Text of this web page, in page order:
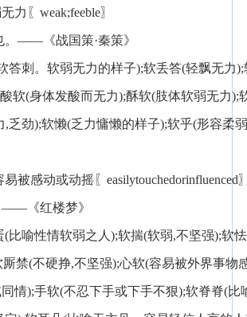
力〖weak;feeble〗
。——《战国策·秦策》
答刺。软弱无力的样子);软丢答(轻飘无力);
软(身体发酸而无力);酥软(肢体软弱无力);
,乏劲);软懒(乏力慵懒的样子);软乎(形容柔
被感动或动摇〖easilytouchedorinfluenced
《红楼梦》
(比喻性情软弱之人);软揣(软弱,不坚强);软
禁(不硬挣,不坚强);心软(容易被外界事物
情);手软(不忍下手或下手不狠);软脊脊(比